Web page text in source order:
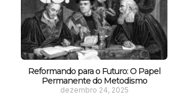
Reformando para o Futuro: O Papel
Permanente do Metodismo
dezembro 24, 2025